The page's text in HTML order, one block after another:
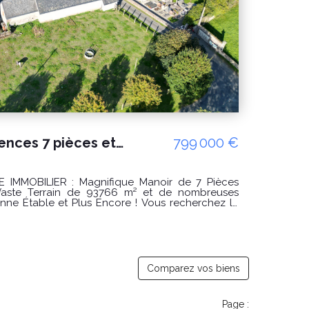
Propriété manoir Cerences 7 pièces et dépendances, négociable ! 799 000 €
Manoir de 7 Pièces
Terrain de 93766 m² et de nombreuses
Plus Encore ! Vous recherchez le
parfait d'intimité, de commodités modernes
habitable : Environ 230.66 m² Terrain :
imprégné d'histoire et de charme. Outre
Comparez vos biens
Page :